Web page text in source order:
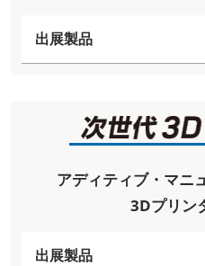
出展製品
アディティブ・マニ
3Dプリン
出展製品